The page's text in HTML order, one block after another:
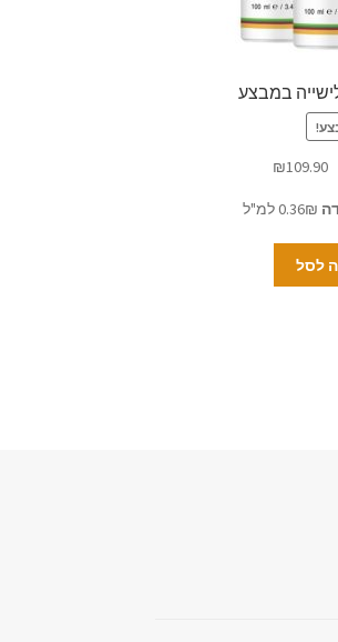
₪109.90
לסל